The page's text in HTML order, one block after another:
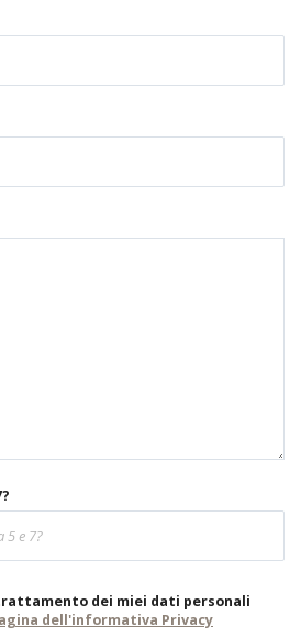
dei miei dati personali
dell'informativa Privacy